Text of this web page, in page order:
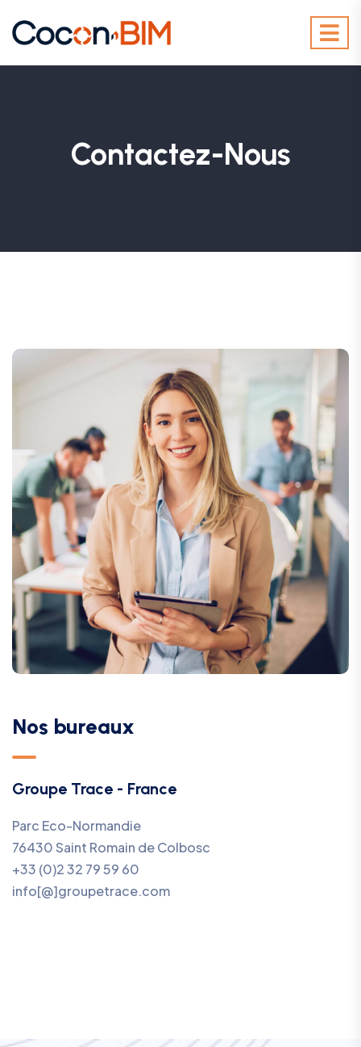
Contactez-Nous
Nos bureaux
Groupe Trace - France
Parc Eco-Normandie
76430 Saint Romain de Colbosc
+33 (0)2 32 79 59 60
info[@]groupetrace.com